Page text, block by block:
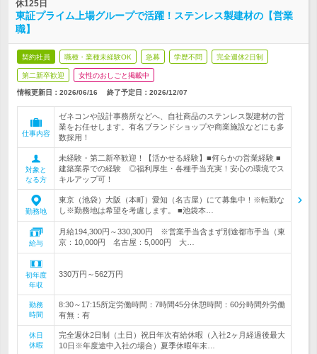
休125日
東証プライム上場グループで活躍！ステンレス製建材の【営業
職】
契約社員 職種・業種未経験OK 急募 学歴不問 完全週休2日制
第二新卒歓迎 女性のおしごと掲載中
情報更新日：2026/06/16 終了予定日： 2026/12/07
仕事内容
ゼネコンや設計事務所などへ、自社商品のステンレス製建材の営
業をお任せします。有名ブランドショップや商業施設などにも多
数採用！
対象と
なる方
未経験・第二新卒歓迎！【活かせる経験】■何らかの営業経験 ■
建築業界での経験 ◎福利厚生・各種手当充実！安心の環境でス
キルアップ可！
勤務地
東京（池袋）大阪（本町）愛知（名古屋）にて募集中！※転勤な
し※勤務地は希望を考慮します。 ■池袋本…
給与
月給194,300円～330,300円 ※営業手当含まず別途都市手当（東
京：10,000円 名古屋：5,000円 大…
初年度
年収
330万円～562万円
勤務
時間
8:30～17:15所定労働時間：7時間45分休憩時間：60分時間外労働
有無：有
休日
休暇
完全週休2日制（土日）祝日年次有給休暇（入社2ヶ月経過後最大
10日※年度途中入社の場合）夏季休暇年末…